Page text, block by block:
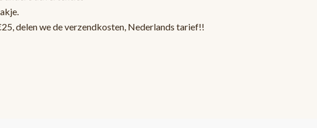
delen we de verzendkosten, Nederlands tarief!!